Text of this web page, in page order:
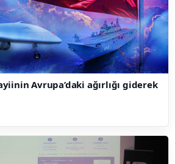
Avrupa’daki ağırlığı giderek